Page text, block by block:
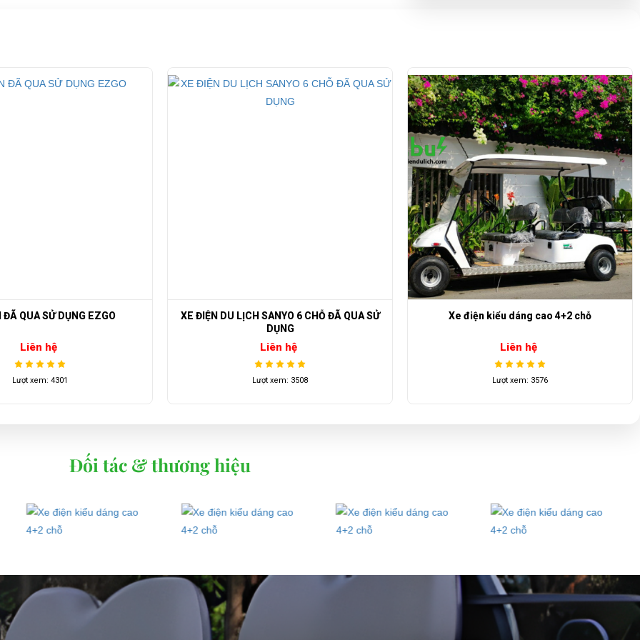
ở đâu?
xe hoặc có vấn đề gì cần được hỗ trợ, quý khách vui lòng liên hệ:
ĐÃ QUA SỬ DỤNG EZGO
Liên hệ
Lượt xem: 4301
XE ĐIỆN DU LỊCH SANYO 6 CHỖ ĐÃ QUA SỬ
DỤNG
Liên hệ
Lượt xem: 3508
Xe điện kiểu dáng cao 4+2 chỗ
Liên hệ
Lượt xem: 3576
Đối tác & thương hiệu